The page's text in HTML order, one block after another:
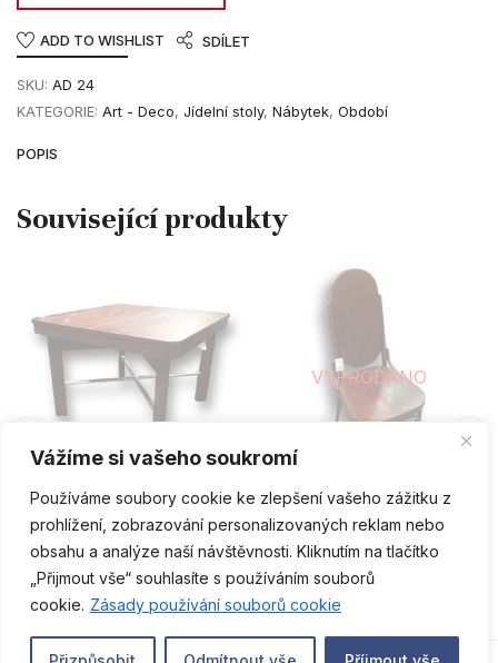
Vážíme si vašeho soukromí
Používáme soubory cookie ke zlepšení vašeho zážitku z
prohlížení, zobrazování personalizovaných reklam nebo
obsahu a analýze naší návštěvnosti. Kliknutím na tlačítko
„Přijmout vše“ souhlasíte s používáním souborů
cookie. Zásady používání souborů cookie
ADD TO WISHLIST SDÍLET
SKU: AD 24
KATEGORIE: Art - Deco, Jídelní stoly, Nábytek, Období
POPIS
PŘIDAT DO KOŠÍKU
Art - Deco
Konferenční stolek – arch.
Jindřich Halabala
12 800 Kč
VYPRODÁNO
1.polovina 20.století
1 450